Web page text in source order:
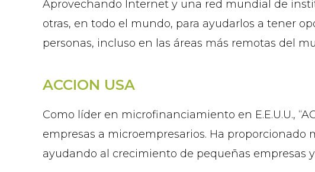
Aprovechando Internet y una red mundial de
otras, en todo el mundo, para ayudarlos a tener
personas, incluso en las áreas más remotas del
ACCION USA
Como líder en microfinanciamiento en E.E.U.U.,
empresas a microempresarios. Ha proporcionado
ayudando al crecimiento de pequeñas empresas